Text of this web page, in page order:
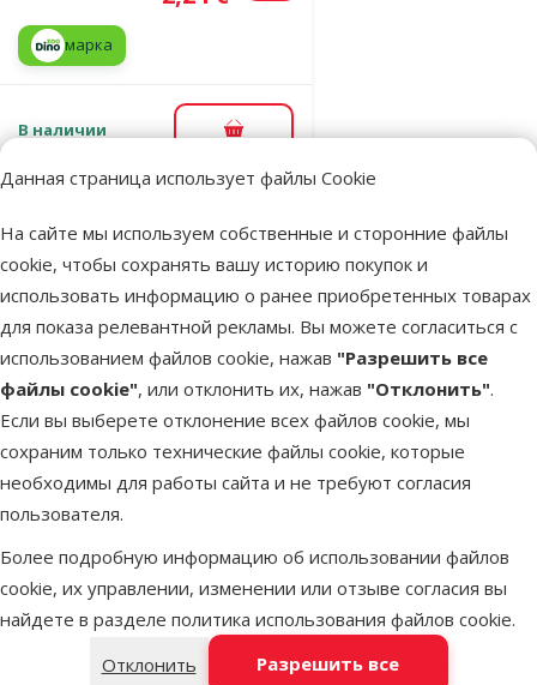
Данная страница использует файлы Cookie
На сайте мы используем собственные и сторонние файлы
cookie, чтобы сохранять вашу историю покупок и
использовать информацию о ранее приобретенных товарах
для показа релевантной рекламы. Вы можете согласиться с
использованием файлов cookie, нажав "Разрешить все
файлы cookie", или отклонить их, нажав "Отклонить".
Если вы выберете отклонение всех файлов cookie, мы
сохраним только технические файлы cookie, которые
необходимы для работы сайта и не требуют согласия
пользователя.
Более подробную информацию об использовании файлов
cookie, их управлении, изменении или отзыве согласия вы
найдете в разделе политика использования файлов cookie.
Отклонить
Разрешить все
марка
В наличии В корзину
Игрушка для
грызунов –
SMALL
ANIMALS
Оценка 0%
Исходная цена
1,99 €
Цена
Скидка
марка
В наличии В корзину
Оценка 0%